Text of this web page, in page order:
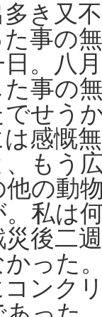
き又
事の
。八
事の
せう
感慨
もう
の動
私は
後二
った
ンク